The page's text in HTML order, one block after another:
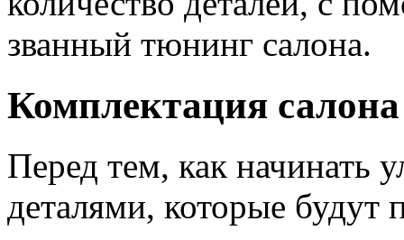
званный тюнинг салона.
Комплектация салона
Перед тем, как начинать
деталями, которые будут